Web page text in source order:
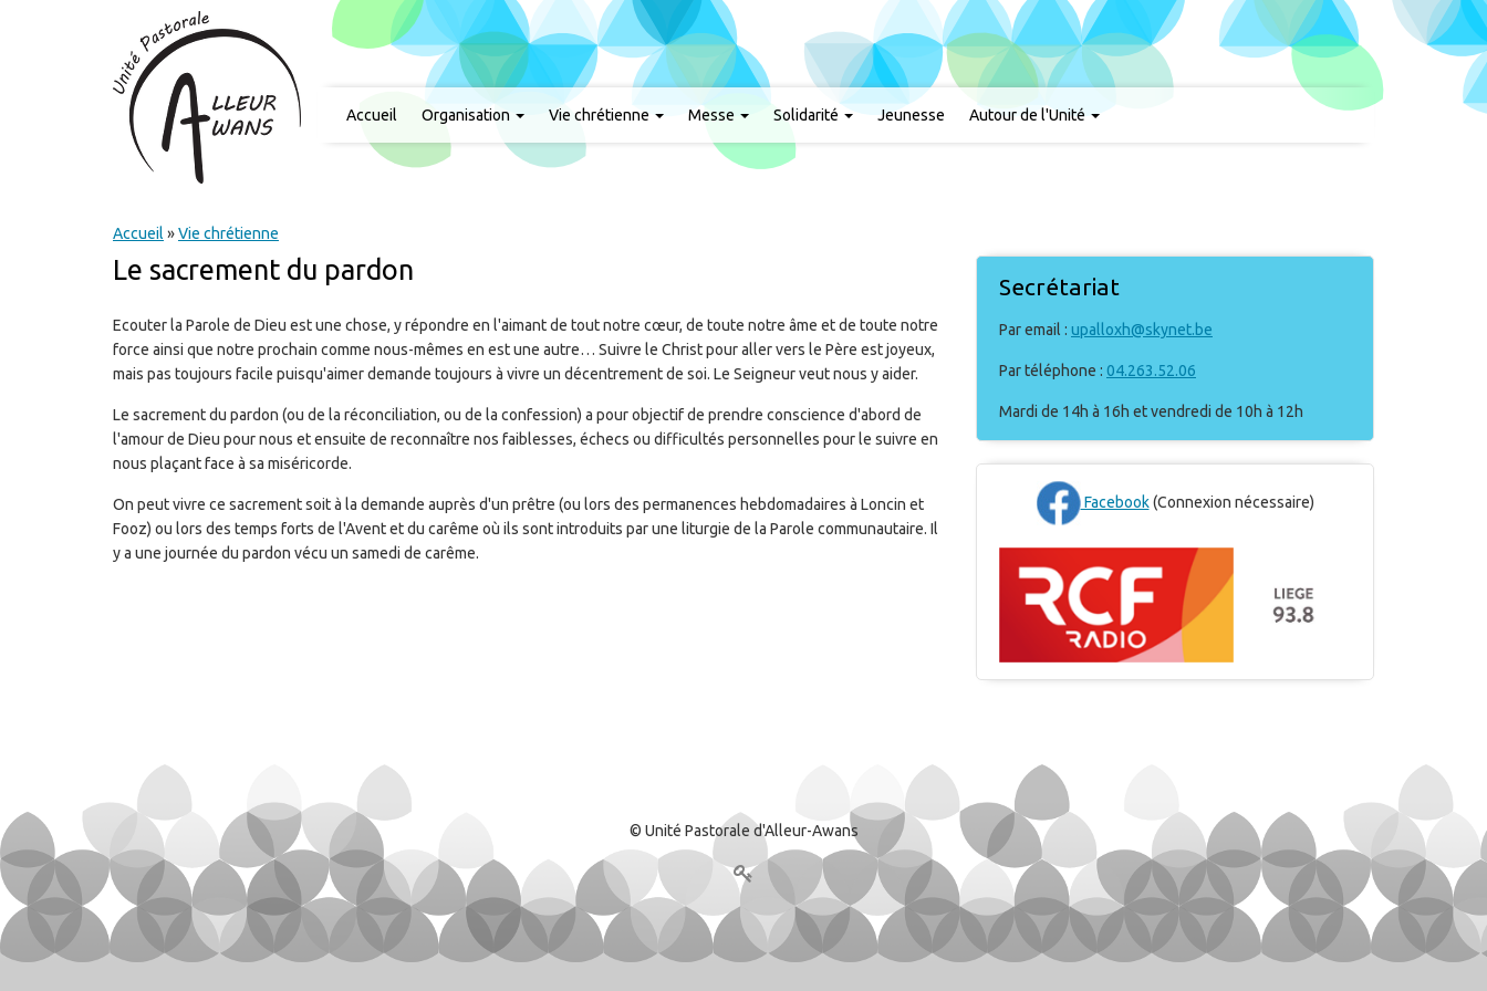
Accueil Organisation Vie chrétienne Messe Solidarité Jeunesse Autour de l'Unité
Accueil »Vie chrétienne
Le sacrement du pardon
Ecouter la Parole de Dieu est une chose, y répondre en l'aimant de tout notre cœur, de toute notre âme et de toute notre
force ainsi que notre prochain comme nous-mêmes en est une autre… Suivre le Christ pour aller vers le Père est joyeux,
mais pas toujours facile puisqu'aimer demande toujours à vivre un décentrement de soi. Le Seigneur veut nous y aider.
Le sacrement du pardon (ou de la réconciliation, ou de la confession) a pour objectif de prendre conscience d'abord de
l'amour de Dieu pour nous et ensuite de reconnaître nos faiblesses, échecs ou difficultés personnelles pour le suivre en
nous plaçant face à sa miséricorde.
On peut vivre ce sacrement soit à la demande auprès d'un prêtre (ou lors des permanences hebdomadaires à Loncin et
Fooz) ou lors des temps forts de l'Avent et du carême où ils sont introduits par une liturgie de la Parole communautaire. Il
y a une journée du pardon vécu un samedi de carême.
Secrétariat
Par email : upalloxh@skynet.be
Par téléphone : 04.263.52.06
Mardi de 14h à 16h et vendredi de 10h à 12h
Facebook(Connexion nécessaire)
© Unité Pastorale d'Alleur-Awans